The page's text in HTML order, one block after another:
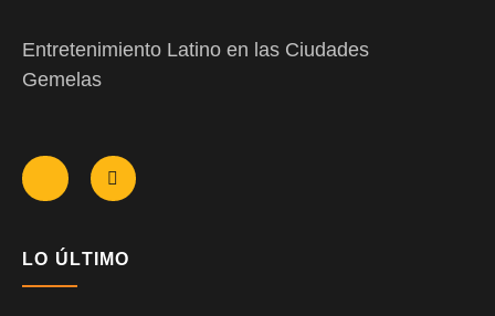
Entretenimiento Latino en las Ciudades
Gemelas
LO ÚLTIMO